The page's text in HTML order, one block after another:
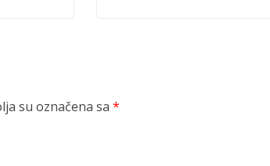
su označena sa *